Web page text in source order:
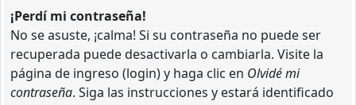
¡Perdí mi contraseña!
No se asuste, ¡calma! Si su contraseña no puede ser
recuperada puede desactivarla o cambiarla. Visite la
página de ingreso (login) y haga clic en Olvidé mi
contraseña. Siga las instrucciones y estará identificado